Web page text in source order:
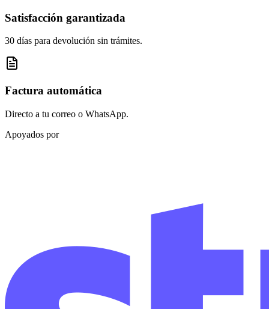
Satisfacción garantizada
30 días para devolución sin trámites.
Factura automática
Directo a tu correo o WhatsApp.
Apoyados por